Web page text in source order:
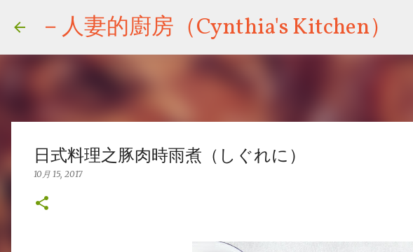
－人妻的廚房（Cynthia's Kitchen）
日式料理之豚肉時雨煮（しぐれに）
10月 15, 2017